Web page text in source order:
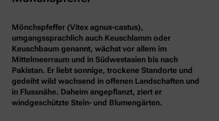
Mönchspfeffer (Vitex agnus-castus),
umgangssprachlich auch Keuschlamm oder
Keuschbaum genannt, wächst vor allem im
Mittelmeerraum und in Südwestasien bis nach
Pakistan. Er liebt sonnige, trockene Standorte und
gedeiht wild wachsend in offenen Landschaften und
in Flussnähe. Daheim angepflanzt, ziert er
windgeschützte Stein- und Blumengärten.